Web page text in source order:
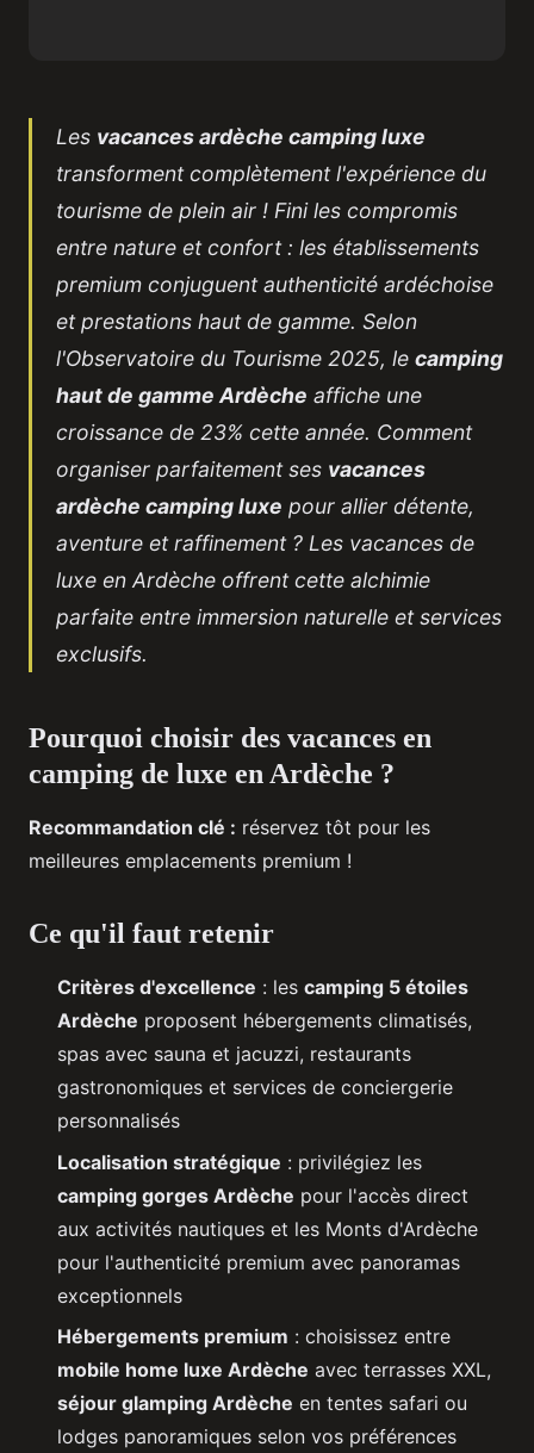
Les vacances ardèche camping luxe
transforment complètement l'expérience du
tourisme de plein air ! Fini les compromis
entre nature et confort : les établissements
premium conjuguent authenticité ardéchoise
et prestations haut de gamme. Selon
l'Observatoire du Tourisme 2025, le camping
haut de gamme Ardèche affiche une
croissance de 23% cette année. Comment
organiser parfaitement ses vacances
ardèche camping luxe pour allier détente,
aventure et raffinement ? Les vacances de
luxe en Ardèche offrent cette alchimie
parfaite entre immersion naturelle et services
exclusifs.
Pourquoi choisir des vacances en
camping de luxe en Ardèche ?
Recommandation clé : réservez tôt pour les
meilleures emplacements premium !
Ce qu'il faut retenir
Critères d'excellence : les camping 5 étoiles
Ardèche proposent hébergements climatisés,
spas avec sauna et jacuzzi, restaurants
gastronomiques et services de conciergerie
personnalisés
Localisation stratégique : privilégiez les
camping gorges Ardèche pour l'accès direct
aux activités nautiques et les Monts d'Ardèche
pour l'authenticité premium avec panoramas
exceptionnels
Hébergements premium : choisissez entre
mobile home luxe Ardèche avec terrasses XXL,
séjour glamping Ardèche en tentes safari ou
lodges panoramiques selon vos préférences